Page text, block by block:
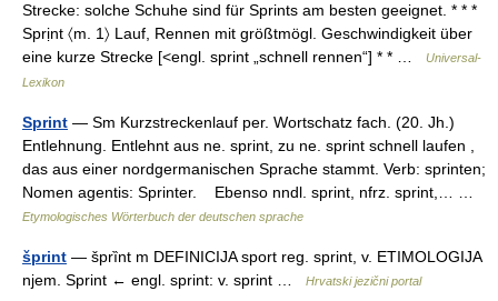
Strecke: solche Schuhe sind für Sprints am besten geeignet. * * *
Sprịnt 〈m. 1〉 Lauf, Rennen mit größtmögl. Geschwindigkeit über
eine kurze Strecke [<engl. sprint „schnell rennen“] * * …
Universal-
Lexikon
Sprint — Sm Kurzstreckenlauf per. Wortschatz fach. (20. Jh.)
Entlehnung. Entlehnt aus ne. sprint, zu ne. sprint schnell laufen ,
das aus einer nordgermanischen Sprache stammt. Verb: sprinten;
Nomen agentis: Sprinter. Ebenso nndl. sprint, nfrz. sprint,… …
Etymologisches Wörterbuch der deutschen sprache
šprint — šprȉnt m DEFINICIJA sport reg. sprint, v. ETIMOLOGIJA
njem. Sprint ← engl. sprint: v. sprint …
Hrvatski jezični portal